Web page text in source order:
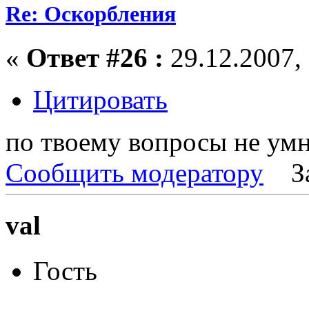
Re: Оскорбления
« Ответ #26 :
Цитировать
по твоему вопросы не
Сообщить модератору
val
Гость